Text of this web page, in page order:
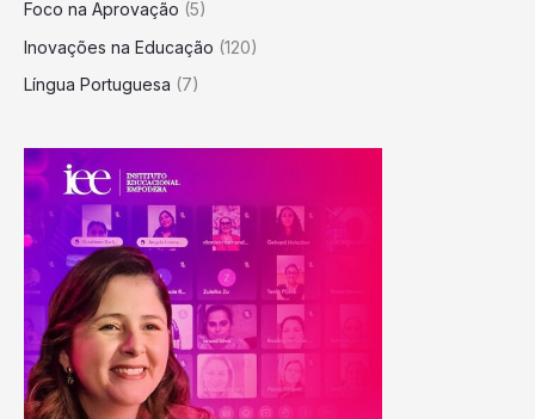
Foco na Aprovação (5)
Inovações na Educação (120)
Língua Portuguesa (7)